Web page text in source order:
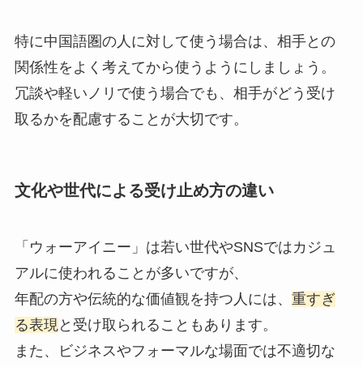
特に中国語圏の人に対して使う場合は、相手との
関係性をよく考えてから使うようにしましょう。
冗談や軽いノリで使う場合でも、相手がどう受け
取るかを配慮することが大切です。
文化や世代による受け止め方の違い
「ウォーアイニー」は若い世代やSNSではカジュ
アルに使われることが多いですが、
年配の方や伝統的な価値観を持つ人には、 重すぎ
る表現 と受け取られることもあります。
また、ビジネスやフォーマルな場面では不適切な